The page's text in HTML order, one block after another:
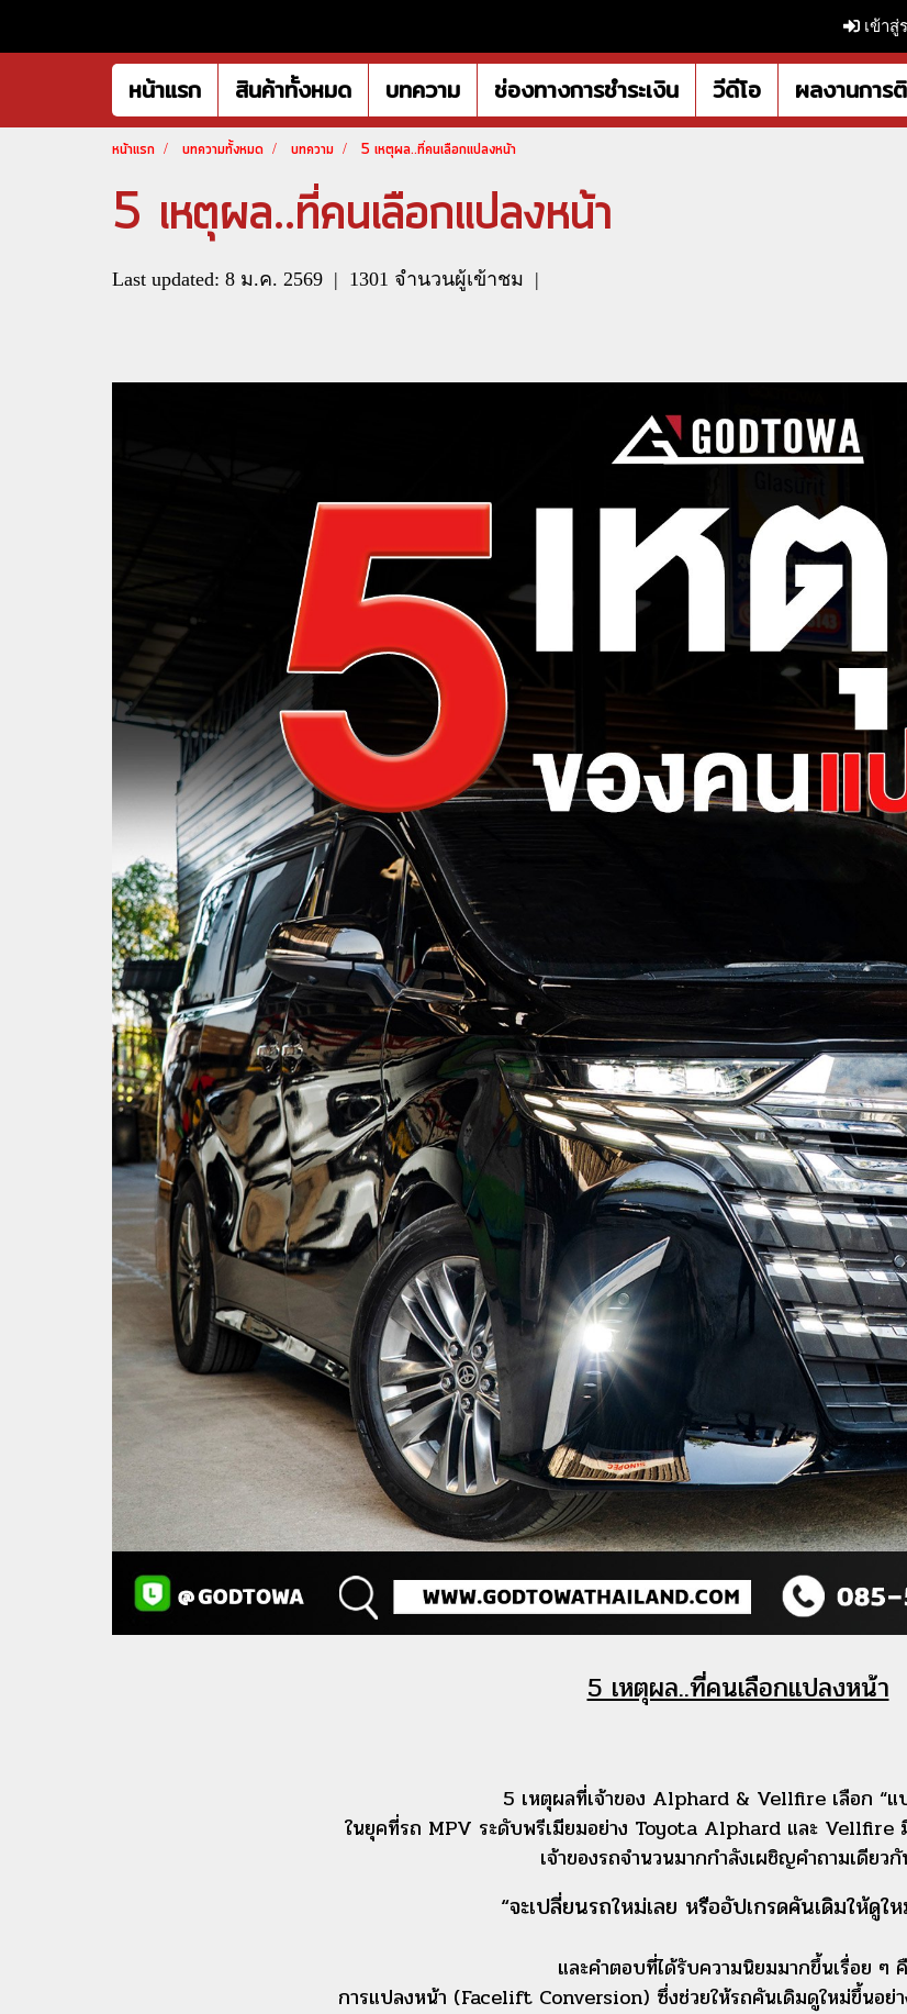
เข้าสู่
หน้าแรก สินค้าทั้งหมด บทความ ช่องทางการชำระเงิน วีดีโอ ผลงานการ
หน้าแรก บทความทั้งหมด บทความ 5 เหตุผล..ที่คนเลือกแปลงหน้า
5 เหตุผล..ที่คนเลือกแปลงหน้า
Last updated: 8 ม.ค. 2569 | 1301 จำนวนผู้เข้าชม |
5 เหตุผล..ที่คนเลือกแปลงหน้า
5 เหตุผลที่เจ้าของ Alphard & Vellfire เลือก “แ
ในยุคที่รถ MPV ระดับพรีเมียมอย่าง Toyota Alphard และ Vellfire
เจ้าของรถจำนวนมากกำลังเผชิญคำถามเดียว
“จะเปลี่ยนรถใหม่เลย หรืออัปเกรดคันเดิมให้ดูใ
และคำตอบที่ได้รับความนิยมมากขึ้นเรื่อย ๆ
การแปลงหน้า (Facelift Conversion) ซึ่งช่วยให้รถคันเดิมดูใหม่ขึ้นอย่